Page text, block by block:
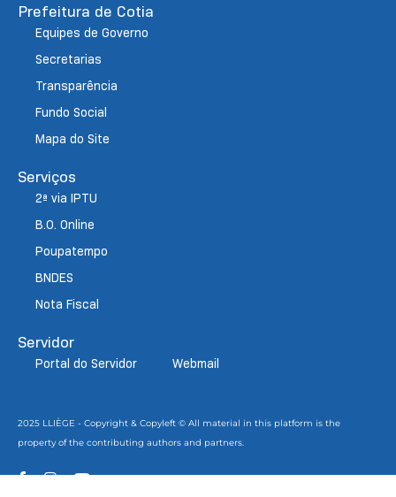
Prefeitura de Cotia
Equipes de Governo
Secretarias
Transparência
Fundo Social
Mapa do Site
Serviços
2ª via IPTU
B.O. Online
Poupatempo
BNDES
Nota Fiscal
Servidor
Portal do Servidor Webmail
2025 LLIÈGE - Copyright & Copyleft © All material in this platform is the
property of the contributing authors and partners.